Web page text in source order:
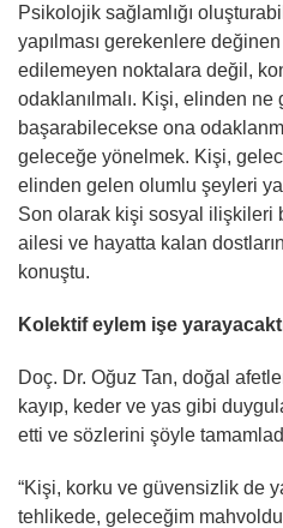
Psikolojik sağlamlığı
yapılması gerekenlere
edilemeyen noktalara değil,
odaklanılmalı. Kişi, elinden ne
başarabilecekse ona
geleceğe yönelmek. Kişi,
elinden gelen olumlu şeyleri
Son olarak kişi sosyal ilişkileri
ailesi ve hayatta kalan
konuştu.
Kolektif eylem işe
Doç. Dr. Oğuz Tan, doğal
kayıp, keder ve yas gibi
etti ve sözlerini şöyle
“Kişi, korku ve güvensizlik de
tehlikede, geleceğim